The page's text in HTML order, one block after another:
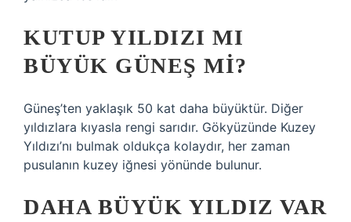
KUTUP YILDIZI MI
BÜYÜK GÜNEŞ MI?
Güneş’ten yaklaşık 50 kat daha büyüktür. Diğer
yıldızlara kıyasla rengi sarıdır. Gökyüzünde Kuzey
Yıldızı’nı bulmak oldukça kolaydır, her zaman
pusulanın kuzey iğnesi yönünde bulunur.
DAHA BÜYÜK YILDIZ VAR